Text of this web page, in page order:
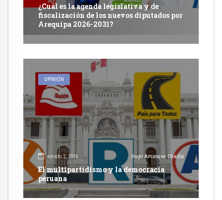
¿Cuál es la agenda legislativa y de
fiscalización de los nuevos diputados por
Arequipa 2026-2031?
OPINIÓN
agosto 2, 2026 Hugo Amanque Chaiña
El multipartidismo y la democracia
peruana